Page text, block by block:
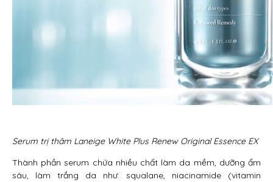
Serum trị thâm Laneige White Plus Renew Original Essence EX
Thành phần serum chứa nhiều chất làm da mềm, dưỡng ẩm
sâu, làm trắng da như: squalane, niacinamide (vitamin